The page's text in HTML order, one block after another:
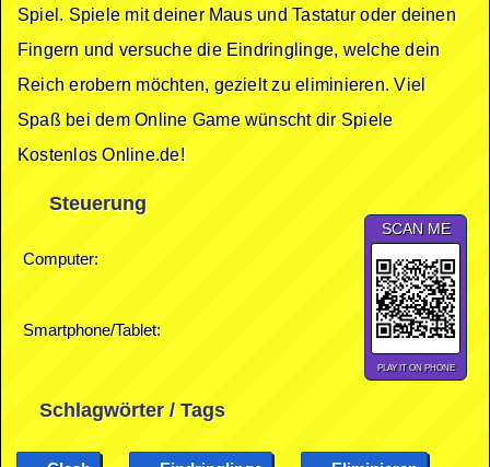
Spiel. Spiele mit deiner Maus und Tastatur oder deinen
Fingern und versuche die Eindringlinge, welche dein
Reich erobern möchten, gezielt zu eliminieren. Viel
Spaß bei dem Online Game wünscht dir Spiele
Kostenlos Online.de!
Steuerung
Computer:
Smartphone/Tablet:
SCAN ME
PLAY IT ON PHONE
Schlagwörter / Tags